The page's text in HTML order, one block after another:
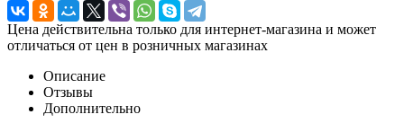
Цена действительна только для интернет-магазина и может
отличаться от цен в розничных магазинах
Описание
Отзывы
Дополнительно